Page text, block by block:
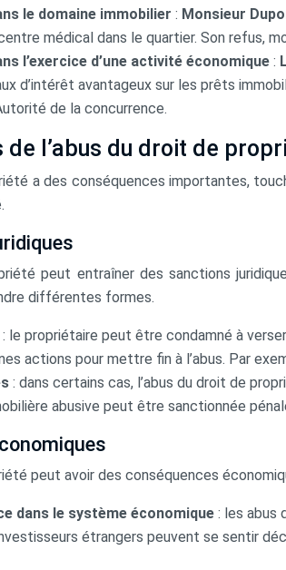
le domaine immobilier : Monsieur
médical dans le quartier. Son refus,
l’exercice d’une activité économique :
d’intérêt avantageux sur les prêts
de la concurrence.
de l’abus du droit de
a des conséquences importantes,
peut entraîner des sanctions
différentes formes.
: le propriétaire peut être condamné à
actions pour mettre fin à l’abus. Par
: dans certains cas, l’abus du droit de
abusive peut être sanctionnée
peut avoir des conséquences
dans le système économique : les abus
étrangers peuvent se sentir